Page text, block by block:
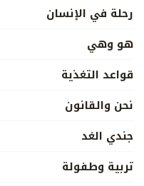
رحلة في الإنسان
هو وهي
قواعد التغذية
نحن والقانون
جندي الغد
تربية وطفولة